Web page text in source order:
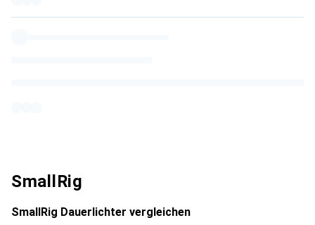
SmallRig
SmallRig Dauerlichter vergleichen